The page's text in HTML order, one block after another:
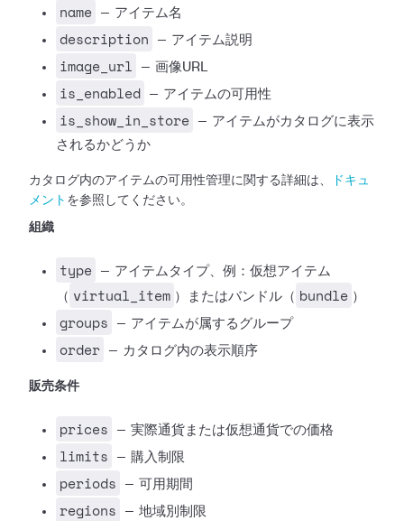
name — アイテム名
description — アイテム説明
image_url — 画像URL
is_enabled — アイテムの可用性
is_show_in_store
— アイテムがカタログに表示
されるかどうか
カタログ内のアイテムの可用性管理に関する詳細は、
ドキュ
メント を参照してください。
組織
type
— アイテムタイプ、例：仮想アイテム
（ virtual_item ）またはバンドル（ bundle ）
groups — アイテムが属するグループ
order — カタログ内の表示順序
販売条件
prices — 実際通貨または仮想通貨での価格
limits — 購入制限
periods — 可用期間
regions — 地域別制限